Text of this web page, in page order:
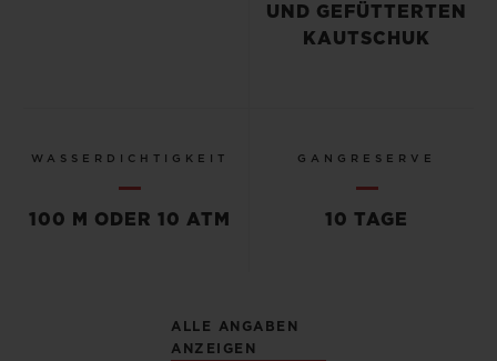
UND GEFÜTTERTEN
KAUTSCHUK
WASSERDICHTIGKEIT
100 M ODER 10 ATM
GANGRESERVE
10 TAGE
ALLE ANGABEN
ANZEIGEN